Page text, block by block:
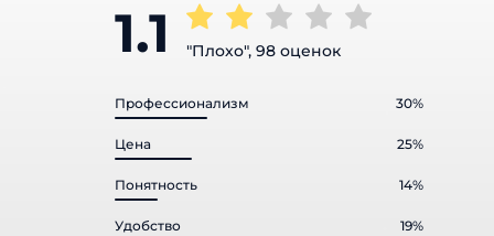
1.1 "Плохо", 98 оценок
Профессионализм 30%
Цена 25%
Понятность 14%
Удобство 19%